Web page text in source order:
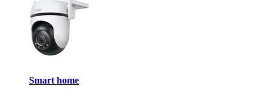
Smart home